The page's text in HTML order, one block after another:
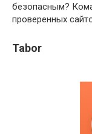
безопасным?
проверенных
Tabor